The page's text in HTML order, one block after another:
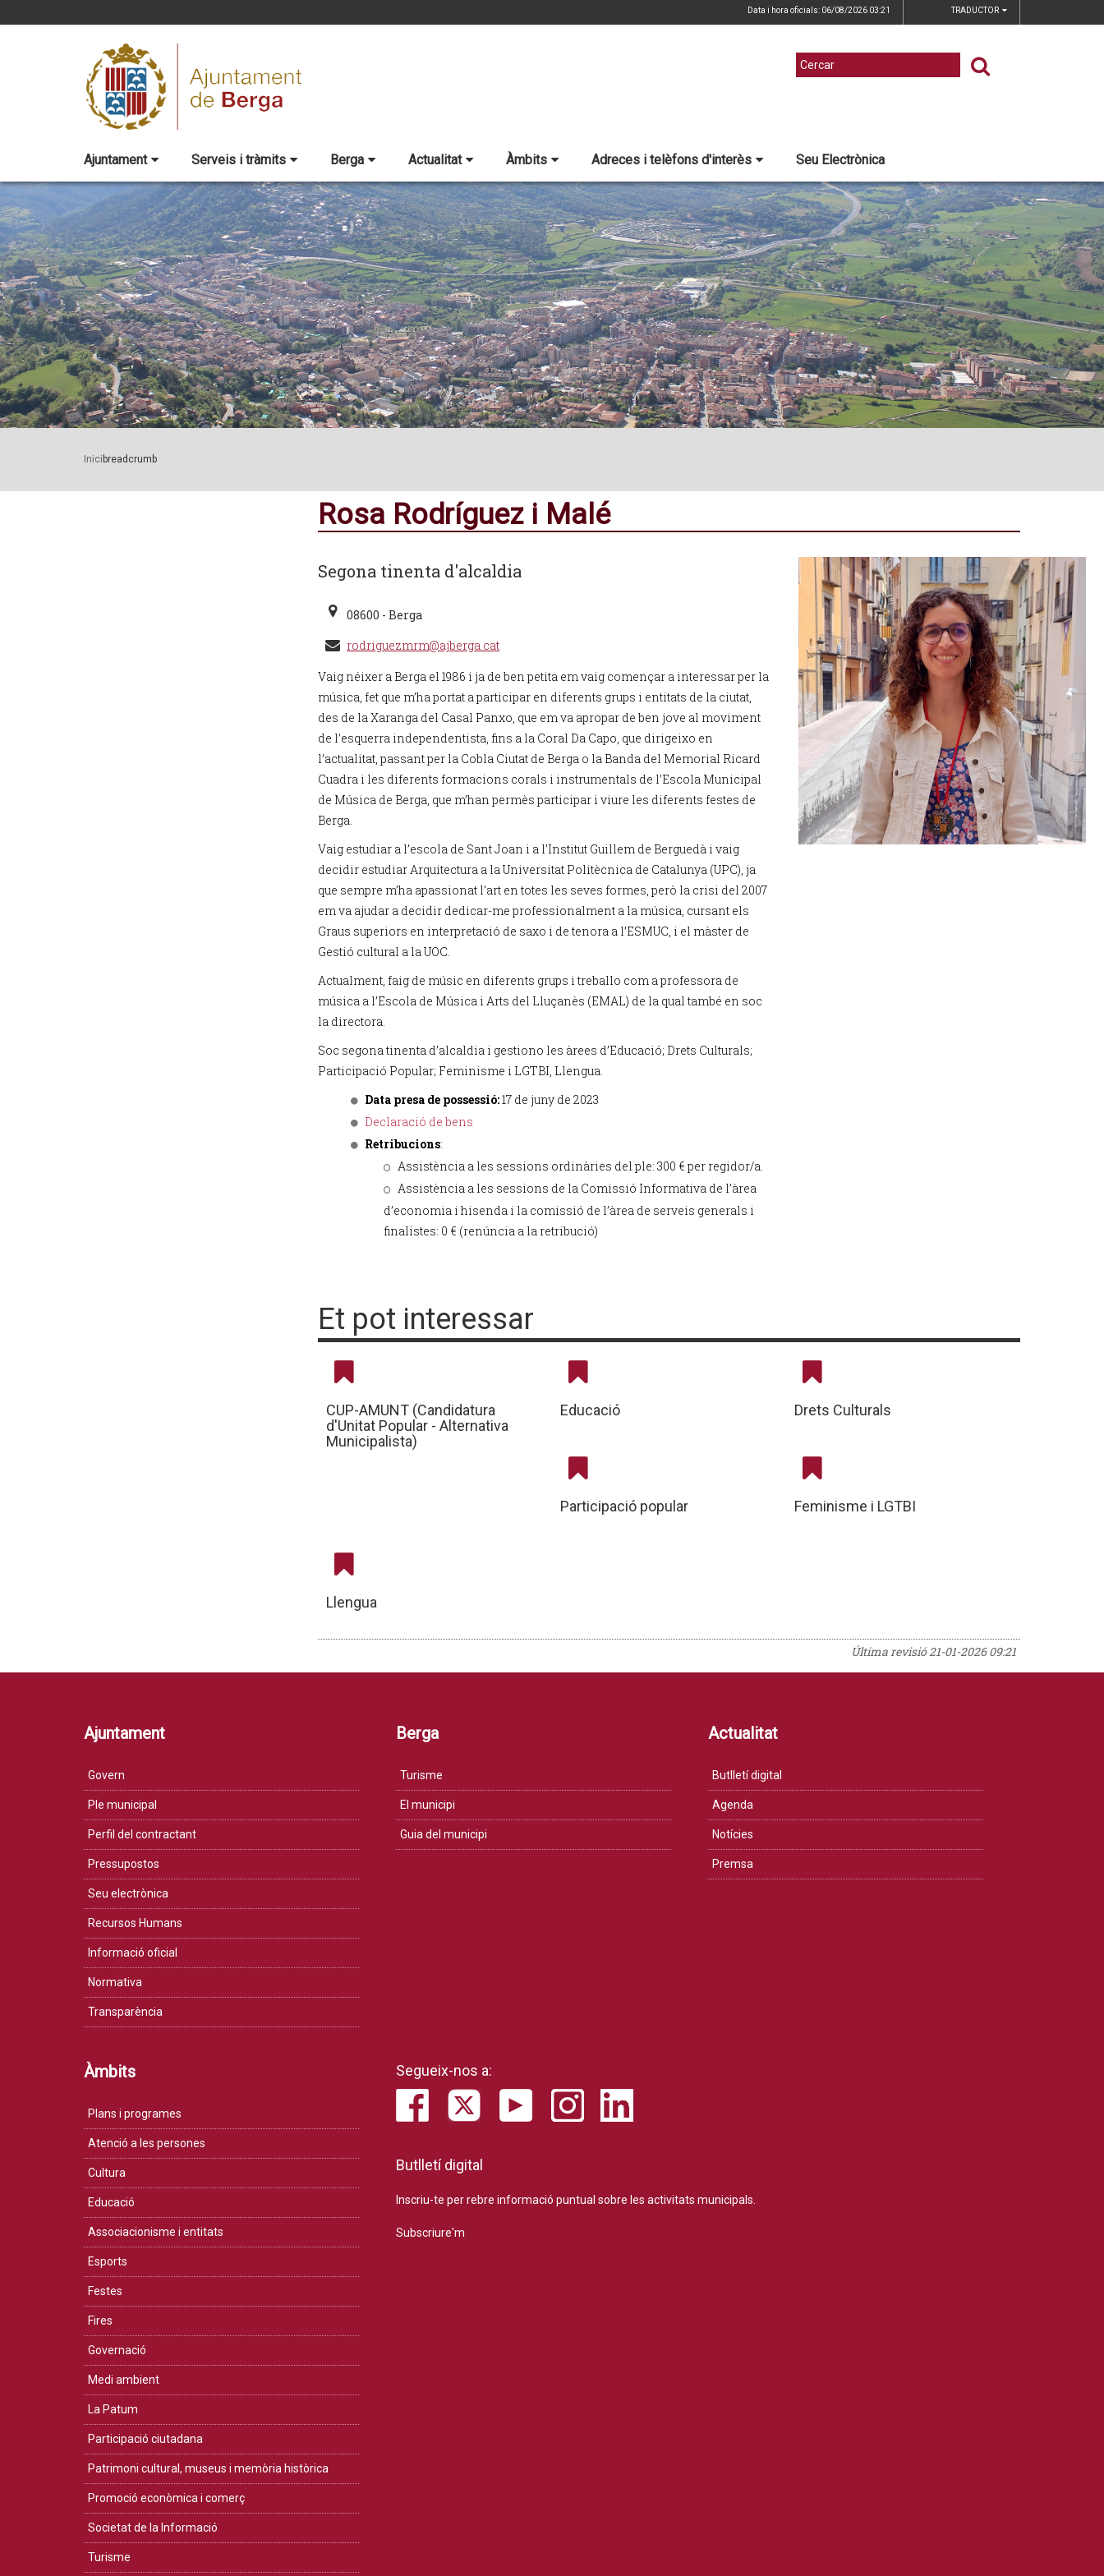
Data i hora oficials: 06/08/2026 03:21 TRADUCTOR
Ajuntament Serveis i tràmits Berga Actualitat Àmbits Adreces i telèfons d'interès Seu Electrònica
Inici breadcrumb
Rosa Rodríguez i Malé
Segona tinenta d'alcaldia
08600 - Berga
rodriguezmrm@ajberga.cat
Vaig néixer a Berga el 1986 i ja de ben petita em vaig començar a interessar per la
música, fet que m’ha portat a participar en diferents grups i entitats de la ciutat,
des de la Xaranga del Casal Panxo, que em va apropar de ben jove al moviment
de l’esquerra independentista, fins a la Coral Da Capo, que dirigeixo en
l’actualitat, passant per la Cobla Ciutat de Berga o la Banda del Memorial Ricard
Cuadra i les diferents formacions corals i instrumentals de l’Escola Municipal
de Música de Berga, que m’han permès participar i viure les diferents festes de
Berga.
Vaig estudiar a l’escola de Sant Joan i a l’Institut Guillem de Berguedà i vaig
decidir estudiar Arquitectura a la Universitat Politècnica de Catalunya (UPC), ja
que sempre m’ha apassionat l’art en totes les seves formes, però la crisi del 2007
em va ajudar a decidir dedicar-me professionalment a la música, cursant els
Graus superiors en interpretació de saxo i de tenora a l’ESMUC, i el màster de
Gestió cultural a la UOC.
Actualment, faig de músic en diferents grups i treballo com a professora de
música a l’Escola de Música i Arts del Lluçanès (EMAL) de la qual també en soc
la directora.
Soc segona tinenta d’alcaldia i gestiono les àrees d’Educació; Drets Culturals;
Participació Popular; Feminisme i LGTBI, Llengua.
Data presa de possessió:17 de juny de 2023
Declaració de bens
Retribucions:
Assistència a les sessions ordinàries del ple: 300 € per regidor/a.
Assistència a les sessions de la Comissió Informativa de l’àrea
d’economia i hisenda i la comissió de l’àrea de serveis generals i
finalistes: 0 € (renúncia a la retribució)
Et pot interessar
CUP-AMUNT (Candidatura
d'Unitat Popular - Alternativa
Municipalista)
Educació Drets Culturals
Participació popular Feminisme i LGTBI
Llengua
Última revisió21-01-2026 09:21
Ajuntament
Govern
Ple municipal
Perfil del contractant
Pressupostos
Seu electrònica
Recursos Humans
Informació oficial
Normativa
Transparència
Berga
Turisme
El municipi
Guia del municipi
Actualitat
Butlletí digital
Agenda
Notícies
Premsa
Àmbits
Plans i programes
Atenció a les persones
Cultura
Educació
Associacionisme i entitats
Esports
Festes
Fires
Governació
Medi ambient
La Patum
Participació ciutadana
Patrimoni cultural, museus i memòria històrica
Promoció econòmica i comerç
Societat de la Informació
Turisme
Segueix-nos a:
Butlletí digital
Inscriu-te per rebre informació puntual sobre les activitats municipals.
Subscriure'm